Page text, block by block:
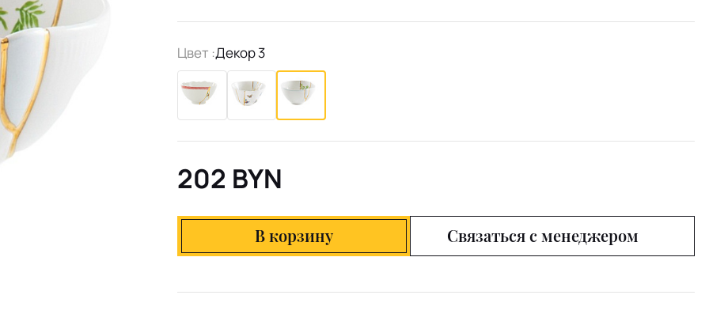
Цвет :Декор 3
202 BYN
В корзину Связаться с менеджером